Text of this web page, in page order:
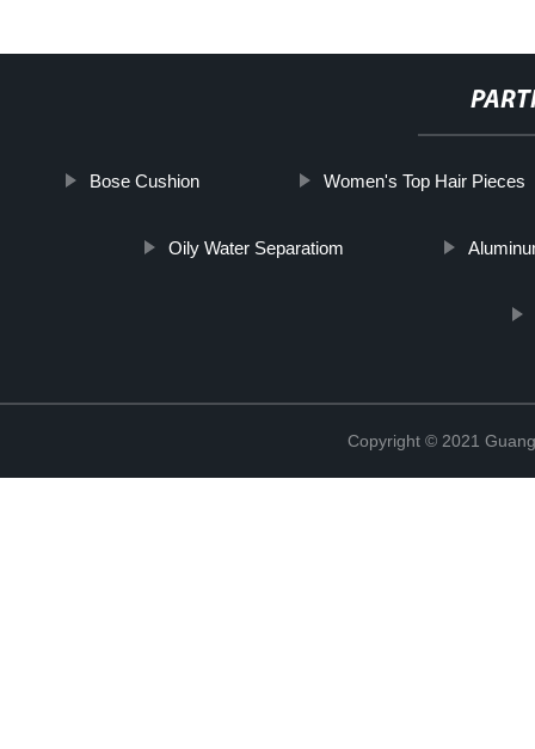
Bose Cushion Women's Top Hair Pieces
Oily Water Separatiom
Copyright © 2021